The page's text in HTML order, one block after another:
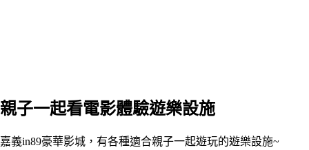
親子一起看電影體驗遊樂設施
嘉義in89豪華影城，有各種適合親子一起遊玩的遊樂設施~